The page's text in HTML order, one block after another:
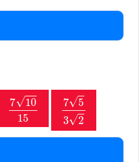
71015 7532